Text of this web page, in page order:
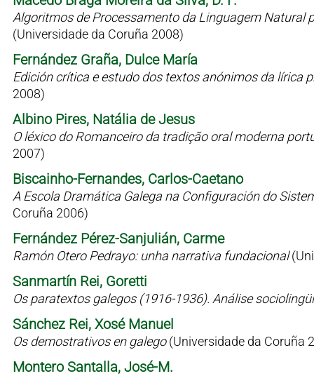
Algoritmos de Processamento da Linguagem Natural
(Universidade da Coruña 2008)
Fernández Graña, Dulce María
Edición crítica e estudo dos textos anónimos da lírica
2008)
Albino Pires, Natália de Jesus
O léxico do Romanceiro da tradição oral moderna
2007)
Biscainho-Fernandes, Carlos-Caetano
A Escola Dramática Galega na Configuración do
Coruña 2006)
Fernández Pérez-Sanjulián, Carme
Ramón Otero Pedrayo: unha narrativa fundacional
Sanmartín Rei, Goretti
Os paratextos galegos (1916-1936). Análise
Sánchez Rei, Xosé Manuel
Os demostrativos en galego(Universidade da Coruña
Montero Santalla, José-M.